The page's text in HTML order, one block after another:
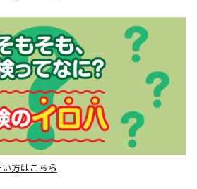
方はこちら